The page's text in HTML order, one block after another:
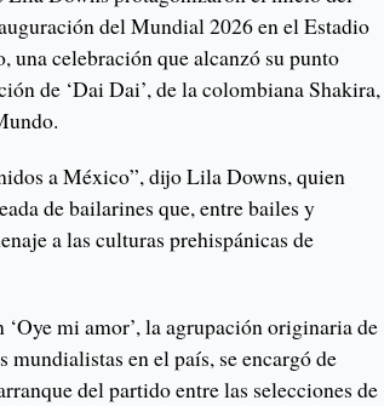
del Mundial 2026 en el Estadio
una celebración que alcanzó su punto
de ‘Dai Dai’, de la colombiana Shakira,
a México”, dijo Lila Downs, quien
de bailarines que, entre bailes y
a las culturas prehispánicas de
mi amor’, la agrupación originaria de
mundialistas en el país, se encargó de
del partido entre las selecciones de